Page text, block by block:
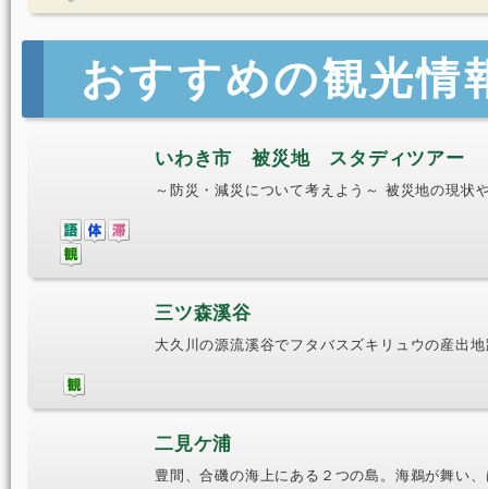
おすすめの観光情
いわき市 被災地 スタディツアー
～防災・減災について考えよう～ 被災地の現状
三ツ森溪谷
大久川の源流溪谷でフタバスズキリュウの産出
二見ケ浦
豊間、合磯の海上にある２つの島。海鵜が舞い